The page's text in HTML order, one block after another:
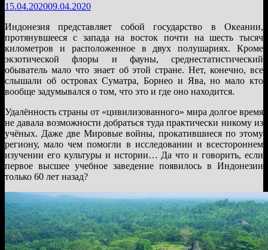
15.04.202009.04.2020
Индонезия представляет собой государство в Океании,
протянувшееся с запада на восток почти на шесть тысяч
километров и расположенное в двух полушариях. Кроме
экзотической флоры и фауны, среднестатистический
обыватель мало что знает об этой стране. Нет, конечно, все
слышали об островах Суматра, Борнео и Ява, но мало кто
вообще задумывался о том, что это и где оно находится.
Удалённость страны от «цивилизованного» мира долгое время
не давала возможности добраться туда практически никому из
учёных. Даже две Мировые войны, прокатившиеся по этому
региону, мало чем помогли в исследовании и всестороннем
изучении его культуры и истории… Да что и говорить, если
первое высшее учебное заведение появилось в Индонезии
только 60 лет назад?